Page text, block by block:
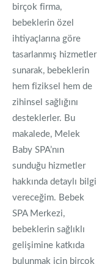
birçok firma,
bebeklerin özel
ihtiyaçlarına göre
tasarlanmış hizmetler
sunarak, bebeklerin
hem fiziksel hem de
zihinsel sağlığını
desteklerler. Bu
makalede, Melek
Baby SPA’nın
sunduğu hizmetler
hakkında detaylı bilgi
vereceğim. Bebek
SPA Merkezi,
bebeklerin sağlıklı
gelişimine katkıda
bulunmak için birçok